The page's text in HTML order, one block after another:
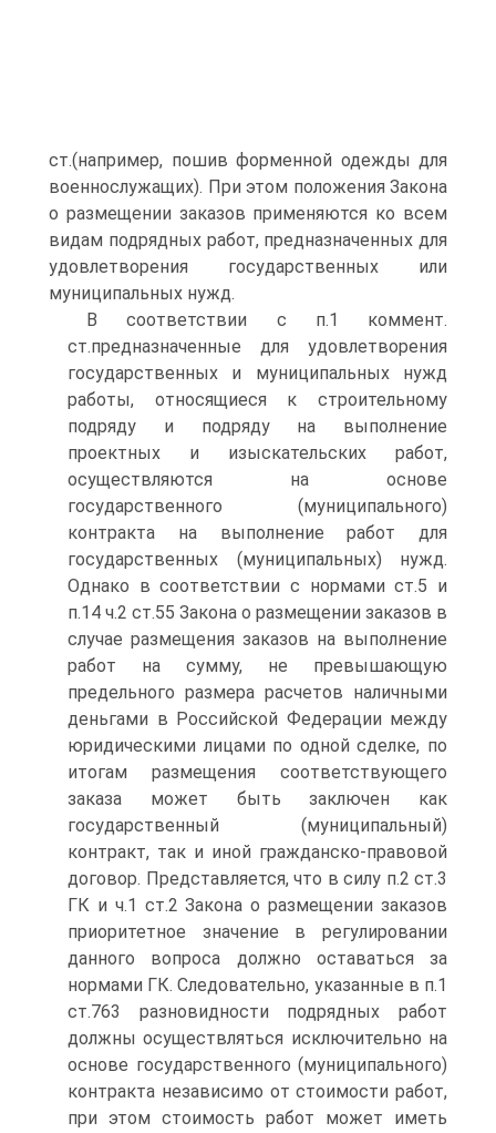
ст.(например, пошив форменной одежды для
военнослужащих). При этом положения Закона
о размещении заказов применяются ко всем
видам подрядных работ, предназначенных для
удовлетворения государственных или
муниципальных нужд.
В соответствии с п.1 коммент.
ст.предназначенные для удовлетворения
государственных и муниципальных нужд
работы, относящиеся к строительному
подряду и подряду на выполнение
проектных и изыскательских работ,
осуществляются на основе
государственного (муниципального)
контракта на выполнение работ для
государственных (муниципальных) нужд.
Однако в соответствии с нормами ст.5 и
п.14 ч.2 ст.55 Закона о размещении заказов в
случае размещения заказов на выполнение
работ на сумму, не превышающую
предельного размера расчетов наличными
деньгами в Российской Федерации между
юридическими лицами по одной сделке, по
итогам размещения соответствующего
заказа может быть заключен как
государственный (муниципальный)
контракт, так и иной гражданско-правовой
договор. Представляется, что в силу п.2 ст.3
ГК и ч.1 ст.2 Закона о размещении заказов
приоритетное значение в регулировании
данного вопроса должно оставаться за
нормами ГК. Следовательно, указанные в п.1
ст.763 разновидности подрядных работ
должны осуществляться исключительно на
основе государственного (муниципального)
контракта независимо от стоимости работ,
при этом стоимость работ может иметь